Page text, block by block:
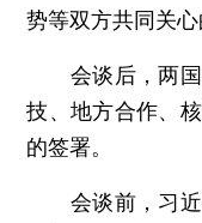
势等双方共同关心
会谈后，两国
技、地方合作、
的签署。
会谈前，习近